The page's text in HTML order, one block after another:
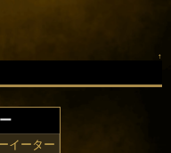
↑
イーター